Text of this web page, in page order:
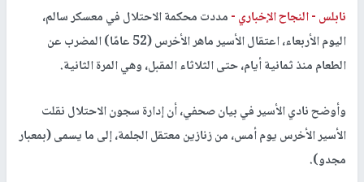
نابلس -النجاح الإخباري -مددت محكمة الاحتلال في معسكر سالم،
اليوم الأربعاء، اعتقال الأسير ماهر الأخرس (52 عامًا) المضرب عن
الطعام منذ ثمانية أيام، حتى الثلاثاء المقبل، وهي المرة الثانية.
وأوضح نادي الأسير في بيان صحفي، أن إدارة سجون الاحتلال نقلت
الأسير الأخرس يوم أمس، من زنازين معتقل الجلمة، إلى ما يسمى (بمعبار
مجدو).